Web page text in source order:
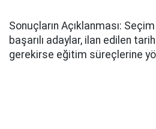
Sonuçların Açıklanması:
başarılı adaylar, ilan edilen
gerekirse eğitim süreçlerine